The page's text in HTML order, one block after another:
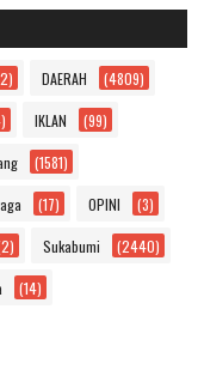
DAERAH (4809)
IKLAN (99)
(1581)
(17) OPINI (3)
Sukabumi (2440)
(14)